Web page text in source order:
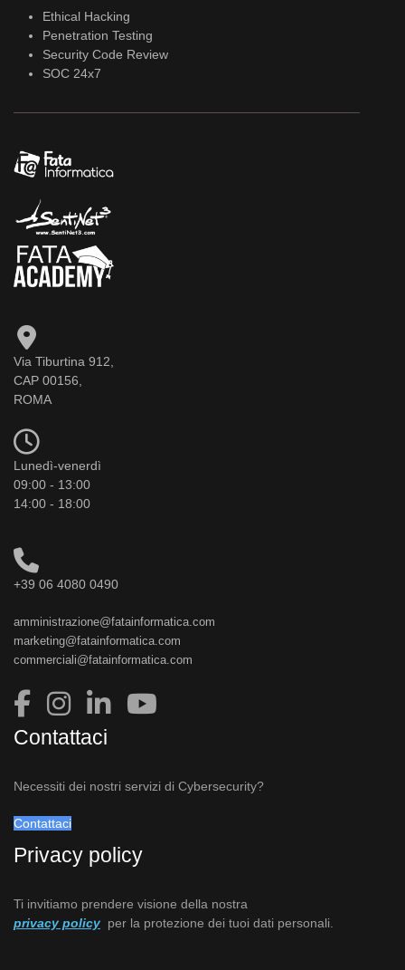
Ethical Hacking
Penetration Testing
Security Code Review
SOC 24x7
Via Tiburtina 912,
CAP 00156,
ROMA
Lunedì-venerdì
09:00 - 13:00
14:00 - 18:00
+39 06 4080 0490
amministrazione@fatainformatica.com
marketing@fatainformatica.com
commerciali@fatainformatica.com
Contattaci
Necessiti dei nostri servizi di Cybersecurity?
Contattaci
Privacy policy
Ti invitiamo prendere visione della nostra
privacy policy per la protezione dei tuoi dati personali.